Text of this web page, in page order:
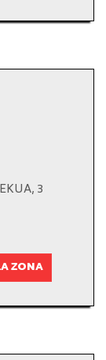
3
ZONA